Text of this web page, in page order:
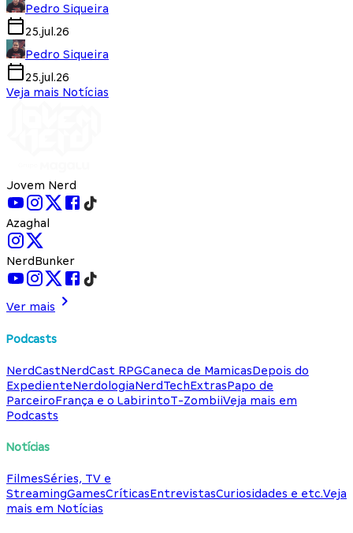
Pedro Siqueira
25.jul.26
Pedro Siqueira
25.jul.26
Veja mais Notícias
Jovem Nerd
Azaghal
NerdBunker
Ver mais
Podcasts
NerdCastNerdCast RPGCaneca de MamicasDepois do
ExpedienteNerdologiaNerdTechExtrasPapo de
ParceiroFrança e o LabirintoT-ZombiiVeja mais em
Podcasts
Notícias
FilmesSéries, TV e
StreamingGamesCríticasEntrevistasCuriosidades e etc.Veja
mais em Notícias